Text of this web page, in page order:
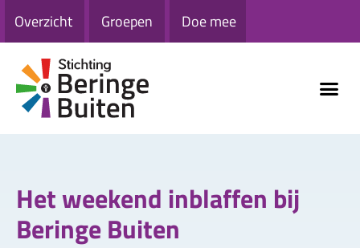
Overzicht Groepen Doe mee
Het weekend inblaffen bij
Beringe Buiten